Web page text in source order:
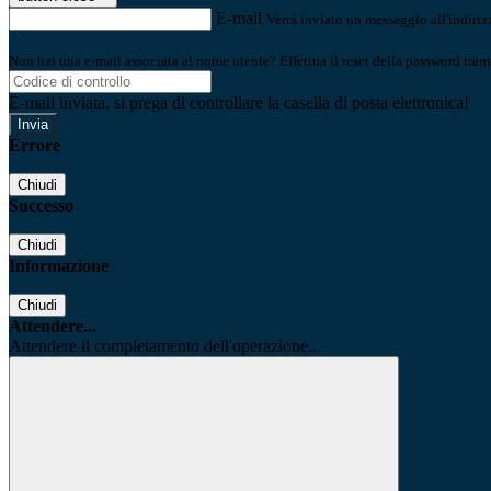
E-mail Verrà inviato un messaggio
Non hai una e-mail associata al nome utente? Effettua il reset della password
E-mail inviata, si prega di controllare la casella di posta elettronica!
Errore
Chiudi
Successo
Chiudi
Informazione
Chiudi
Attendere...
Attendere il completamento dell'operazione...